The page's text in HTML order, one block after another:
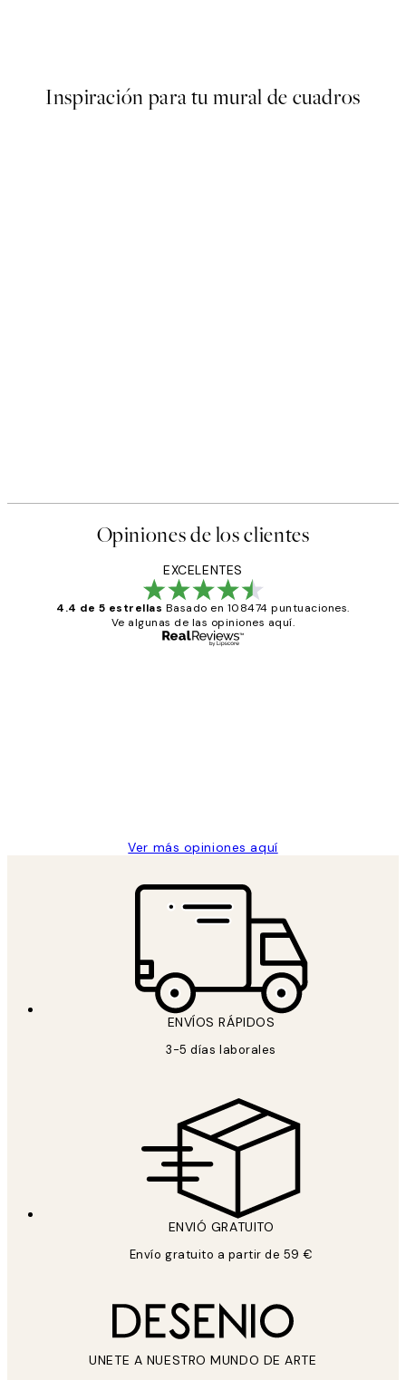
Inspiración para tu mural de cuadros
Opiniones de los clientes
EXCELENTES
4.4 de 5 estrellas Basado en 108474 puntuaciones.
Ve algunas de las opiniones aquí.
Ver más opiniones aquí
ENVÍOS RÁPIDOS
3-5 días laborales
ENVIÓ GRATUITO
Envío gratuito a partir de 59 €
UNETE A NUESTRO MUNDO DE ARTE